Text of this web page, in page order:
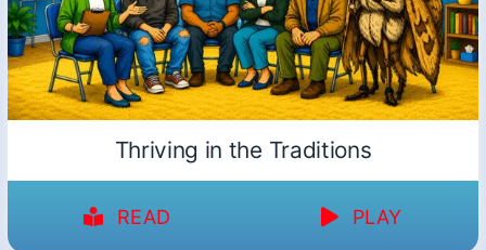
Thriving in the Traditions
READ PLAY